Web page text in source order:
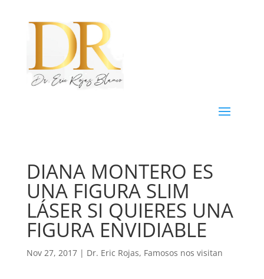
DIANA MONTERO ES
UNA FIGURA SLIM
LÁSER SI QUIERES UNA
FIGURA ENVIDIABLE
Nov 27, 2017| Dr. Eric Rojas, Famosos nos visitan